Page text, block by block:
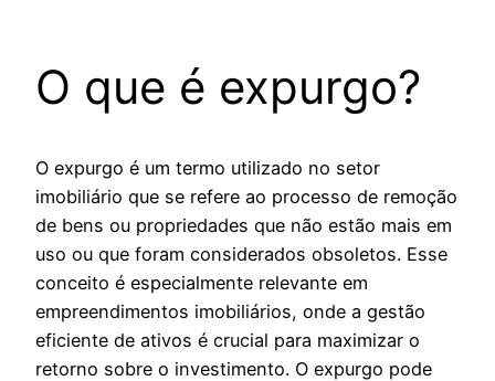
O que é expurgo?
O expurgo é um termo utilizado no setor
imobiliário que se refere ao processo de remoção
de bens ou propriedades que não estão mais em
uso ou que foram considerados obsoletos. Esse
conceito é especialmente relevante em
empreendimentos imobiliários, onde a gestão
eficiente de ativos é crucial para maximizar o
retorno sobre o investimento. O expurgo pode